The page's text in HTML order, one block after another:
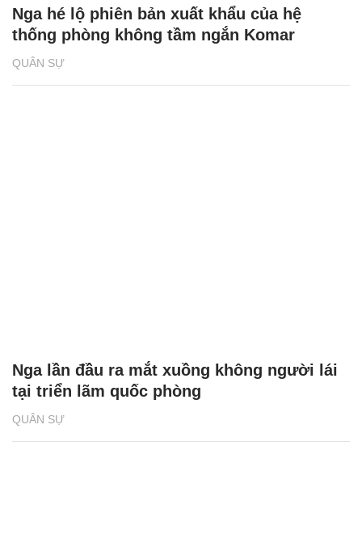
QUÂN SỰ
Nga hé lộ phiên bản xuất khẩu của hệ
thống phòng không tầm ngắn Komar
QUÂN SỰ
Nga lần đầu ra mắt xuồng không người lái
tại triển lãm quốc phòng